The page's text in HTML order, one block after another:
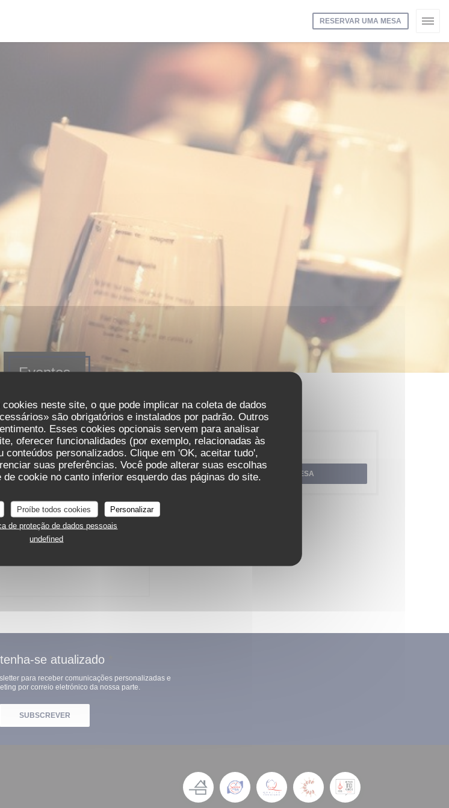
neste site, o que pode implicar na coleta de dados
são obrigatórios e instalados por padrão. Outros
Esses cookies opcionais servem para analisar
oferecer funcionalidades (por exemplo, relacionadas às
personalizados. Clique em 'OK, aceitar tudo',
suas preferências. Você pode alterar suas escolhas
cookie no canto inferior esquerdo das páginas do site.
Proíbe todos cookies
Personalizar
de proteção de dados pessoais
undefined
RESERVAR UMA MESA
Eventos
Reserva
RESERVAR UMA MESA
se atualizado
para receber comunicações personalizadas e
por correio eletrónico da nossa parte.
SUBSCREVER
numa nova janela))